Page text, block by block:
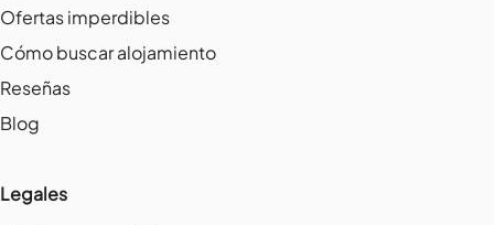
Ofertas imperdibles
Cómo buscar alojamiento
Reseñas
Blog
Legales